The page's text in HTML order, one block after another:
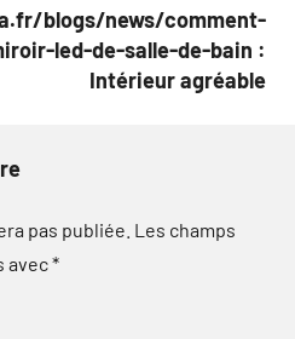
blogs/news/comment-
led-de-salle-de-bain :
Intérieur agréable
pas publiée. Les champs
avec*